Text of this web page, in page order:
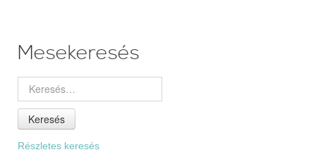
Mesekeresés
Keresés
Részletes keresés